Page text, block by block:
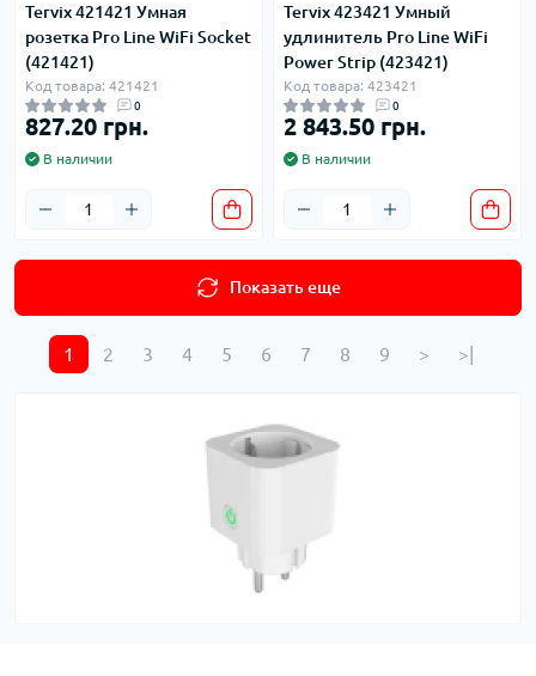
Tervix 421421 Умная
розетка Pro Line WiFi Socket
(421421)
Код товара: 421421
0
827.20 грн.
В наличии
Tervix 423421 Умный
удлинитель Pro Line WiFi
Power Strip (423421)
Код товара: 423421
0
2 843.50 грн.
В наличии
Показать еще
1 2 3 4 5 6 7 8 9 > >|